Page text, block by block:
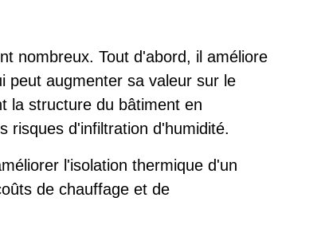
nombreux. Tout d'abord, il améliore
peut augmenter sa valeur sur le
la structure du bâtiment en
risques d'infiltration d'humidité.
l'isolation thermique d'un
de chauffage et de